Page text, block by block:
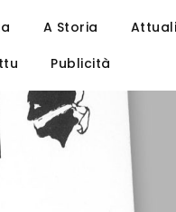
A Storia
Publicità